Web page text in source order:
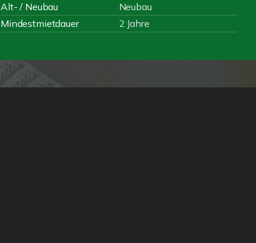
Alt- / Neubau
Neubau
Mindestmietdauer
2 Jahre